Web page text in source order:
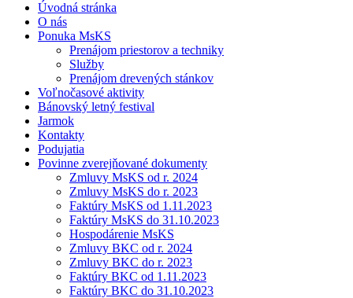
Úvodná stránka
O nás
Ponuka MsKS
Prenájom priestorov a techniky
Služby
Prenájom drevených stánkov
Voľnočasové aktivity
Bánovský letný festival
Jarmok
Kontakty
Podujatia
Povinne zverejňované dokumenty
Zmluvy MsKS od r. 2024
Zmluvy MsKS do r. 2023
Faktúry MsKS od 1.11.2023
Faktúry MsKS do 31.10.2023
Hospodárenie MsKS
Zmluvy BKC od r. 2024
Zmluvy BKC do r. 2023
Faktúry BKC od 1.11.2023
Faktúry BKC do 31.10.2023